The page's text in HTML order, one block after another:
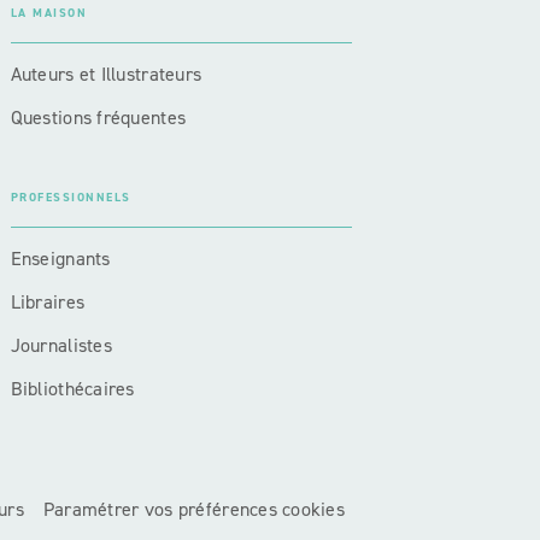
LA MAISON
Auteurs et Illustrateurs
Questions fréquentes
PROFESSIONNELS
Enseignants
Libraires
Journalistes
Bibliothécaires
Paramétrer vos préférences cookies